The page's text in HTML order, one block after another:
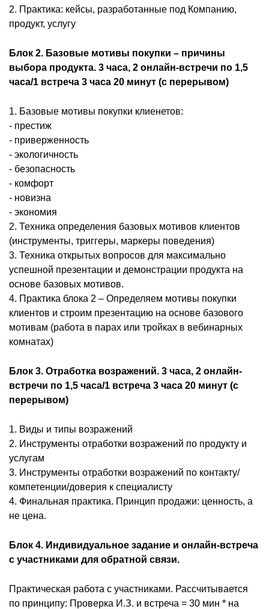
2. Практика: кейсы, разработанные под Компанию,
продукт, услугу
Блок 2. Базовые мотивы покупки – причины
выбора продукта. 3 часа, 2 онлайн-встречи по 1,5
часа/1 встреча 3 часа 20 минут (с перерывом)
1. Базовые мотивы покупки клиенетов:
- престиж
- приверженность
- экологичность
- безопасность
- комфорт
- новизна
- экономия
2. Техника определения базовых мотивов клиентов
(инструменты, триггеры, маркеры поведения)
3. Техника открытых вопросов для максимально
успешной презентации и демонстрации продукта на
основе базовых мотивов.
4. Практика блока 2 – Определяем мотивы покупки
клиентов и строим презентацию на основе базового
мотивам (работа в парах или тройках в вебинарных
комнатах)
Блок 3. Отработка возражений. 3 часа, 2 онлайн-
встречи по 1,5 часа/1 встреча 3 часа 20 минут (с
перерывом)
1. Виды и типы возражений
2. Инструменты отработки возражений по продукту и
услугам
3. Инструменты отработки возражений по контакту/
компетенции/доверия к специалисту
4. Финальная практика. Принцип продажи: ценность, а
не цена.
Блок 4. Индивидуальное задание и онлайн-встреча
с участниками для обратной связи.
Практическая работа с участниками. Рассчитывается
по принципу: Проверка И.З. и встреча = 30 мин * на